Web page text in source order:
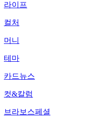
라이프
컬처
머니
테마
카드뉴스
컷&칼럼
브라보스페셜